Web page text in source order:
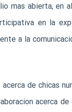
mas abierta, en
en la
a la
de chicas
acerca